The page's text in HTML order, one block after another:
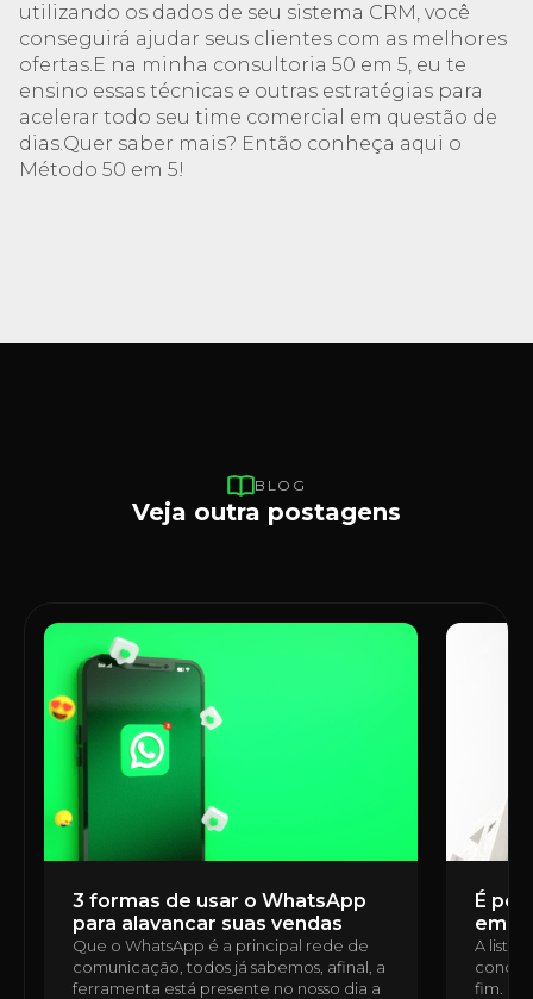
utilizando os dados de seu sistema CRM, você
conseguirá ajudar seus clientes com as melhores
ofertas.E na minha consultoria 50 em 5, eu te
ensino essas técnicas e outras estratégias para
acelerar todo seu time comercial em questão de
dias.Quer saber mais? Então conheça aqui o
Método 50 em 5!
BLOG
Veja outra postagens
3 formas de usar o WhatsApp
para alavancar suas vendas
Que o WhatsApp é a principal rede de
comunicação, todos já sabemos, afinal, a
ferramenta está presente no nosso dia a
É
em
A lista
fim. É